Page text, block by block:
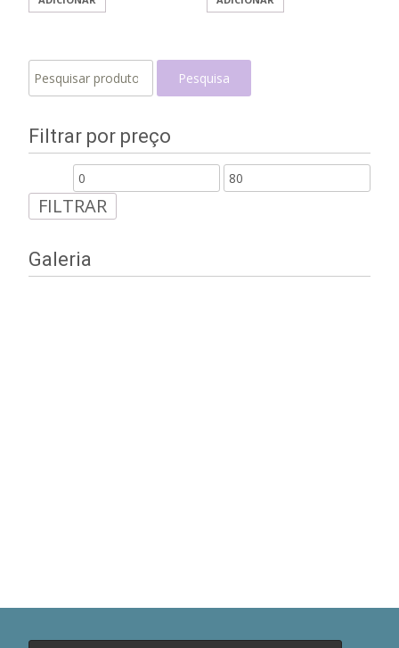
Pesquisar
por:
Pesquisa
Filtrar por preço
FILTRAR
Galeria
Search